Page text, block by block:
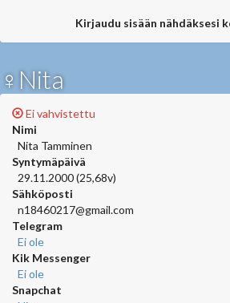
Kirjaudu sisään nähdäksesi
♀Nita
Ei vahvistettu
Nimi
Nita Tamminen
Syntymäpäivä
29.11.2000 (25,68v)
Sähköposti
n18460217@gmail.com
Telegram
Ei ole
Kik Messenger
Ei ole
Snapchat